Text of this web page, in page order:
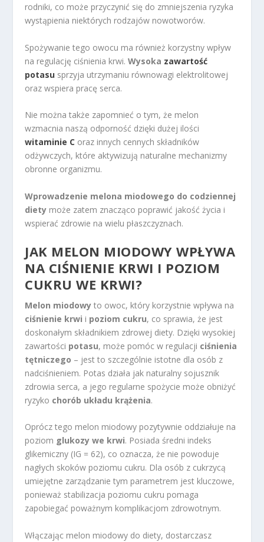
rodniki, co może przyczynić się do zmniejszenia ryzyka
wystąpienia niektórych rodzajów nowotworów.
Spożywanie tego owocu ma również korzystny wpływ
na regulację ciśnienia krwi.Wysoka zawartość
potasu sprzyja utrzymaniu równowagi elektrolitowej
oraz wspiera pracę serca.
Nie można także zapomnieć o tym, że melon
wzmacnia naszą odporność dzięki dużej ilości
witaminie C oraz innych cennych składników
odżywczych, które aktywizują naturalne mechanizmy
obronne organizmu.
Wprowadzenie melona miodowego do codziennej
diety może zatem znacząco poprawić jakość życia i
wspierać zdrowie na wielu płaszczyznach.
JAK MELON MIODOWY WPŁYWA
NA CIŚNIENIE KRWI I POZIOM
CUKRU WE KRWI?
Melon miodowy to owoc, który korzystnie wpływa na
ciśnienie krwi i poziom cukru, co sprawia, że jest
doskonałym składnikiem zdrowej diety. Dzięki wysokiej
zawartości potasu, może pomóc w regulacji ciśnienia
tętniczego – jest to szczególnie istotne dla osób z
nadciśnieniem. Potas działa jak naturalny sojusznik
zdrowia serca, a jego regularne spożycie może obniżyć
ryzyko chorób układu krążenia.
Oprócz tego melon miodowy pozytywnie oddziałuje na
poziom glukozy we krwi. Posiada średni indeks
glikemiczny (IG = 62), co oznacza, że nie powoduje
nagłych skoków poziomu cukru. Dla osób z cukrzycą
umiejętne zarządzanie tym parametrem jest kluczowe,
ponieważ stabilizacja poziomu cukru pomaga
zapobiegać poważnym komplikacjom zdrowotnym.
Włączając melon miodowy do diety, dostarczasz